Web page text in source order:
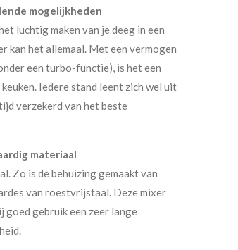
mogelijkheden
luchtig maken van je deeg in een
kan het allemaal. Met een vermogen
een turbo-functie), is het een
Iedere stand leent zich wel uit
verzekerd van het beste
materiaal
Zo is de behuizing gemaakt van
van roestvrijstaal. Deze mixer
goed gebruik een zeer lange